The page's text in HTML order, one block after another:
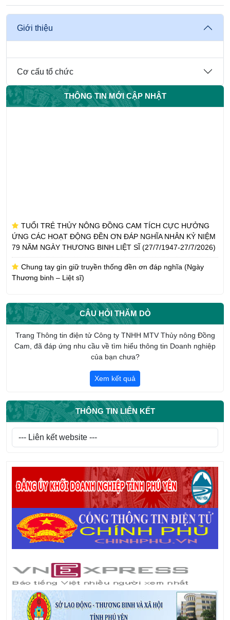
Giới thiệu
Cơ cấu tổ chức
THÔNG TIN MỚI CẬP NHẬT
TUỔI TRẺ THỦY NÔNG ĐỒNG CAM TÍCH CỰC HƯỞNG
ỨNG CÁC HOẠT ĐỘNG ĐỀN ƠN ĐÁP NGHĨA NHÂN KỶ NIỆM
79 NĂM NGÀY THƯƠNG BINH LIỆT SĨ (27/7/1947-27/7/2026)
Chung tay gìn giữ truyền thống đền ơn đáp nghĩa (Ngày
Thương binh – Liệt sĩ)
PHỤNG DƯỠNG SUỐT ĐỜI MẸ VIỆT NAM ANH HÙNG TRẦN
THỊ AN
CHI ĐOÀN CÔNG TY TNHH MTV THỦY NÔNG ĐỒNG CAM
HƯỞNG ỨNG THÁNG CÔNG NHÂN NĂM 2026
CÂU HỎI THĂM DÒ
Trang Thông tin điện tử Công ty TNHH MTV Thủy nông Đồng
Cam, đã đáp ứng nhu cầu về tìm hiểu thông tin Doanh nghiệp
của bạn chưa?
Xem kết quả
THÔNG TIN LIÊN KẾT